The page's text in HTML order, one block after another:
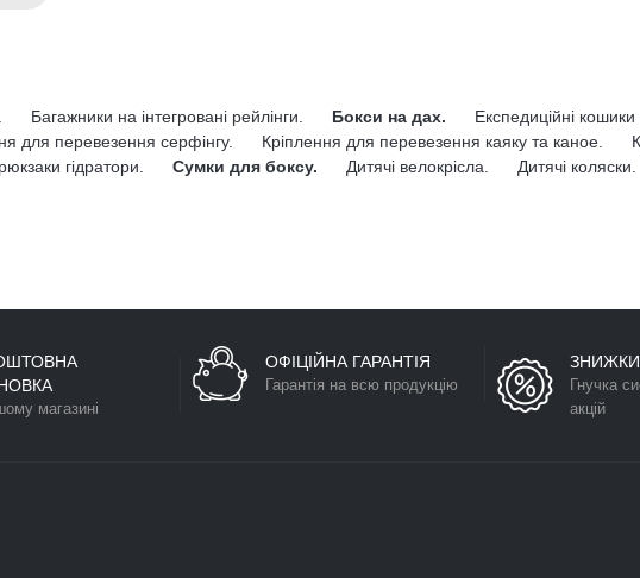
Багажники на інтегровані рейлінги. Бокси на дах. Експедиційні
для перевезення серфінгу. Кріплення для перевезення каяку та каное.
гідратори. Сумки для боксу. Дитячі велокрісла. Дитячі коляски.
магазині
ОФІЦІЙНА ГАРАНТІЯ
Гарантія на всю продукцію
ЗНИЖКИ
Гнучка
акцій